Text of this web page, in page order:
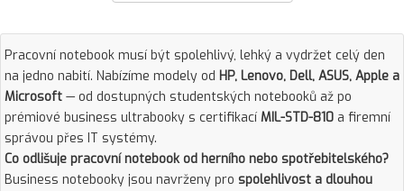
Pracovní notebook musí být spolehlivý, lehký a vydržet celý den
na jedno nabití. Nabízíme modely od HP, Lenovo, Dell, ASUS, Apple a
Microsoft — od dostupných studentských notebooků až po
prémiové business ultrabooky s certifikací MIL-STD-810 a firemní
správou přes IT systémy.
Co odlišuje pracovní notebook od herního nebo spotřebitelského?
Business notebooky jsou navrženy pro spolehlivost a dlouhou